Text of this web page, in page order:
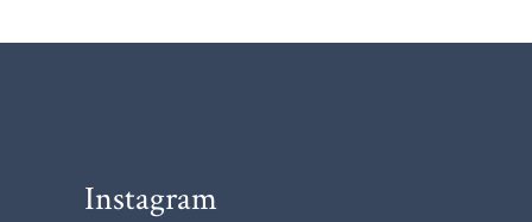
Instagram